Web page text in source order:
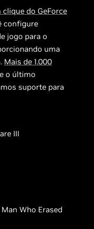
do GeForce
configure
jogo para o
uma
Mais de 1.000
o último
suporte para
III
Who Erased